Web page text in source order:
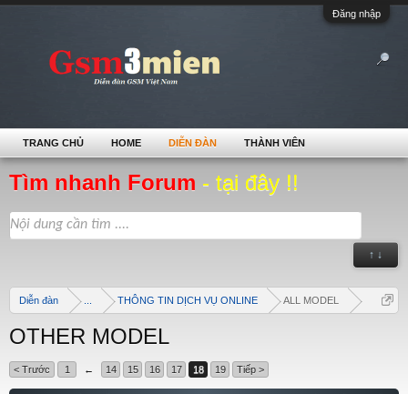
Đăng nhập
Tìm nhanh Forum - tại đây !!
↑ ↓
Diễn đàn THÔNG TIN DỊCH VỤ ONLINE ALL MODEL
OTHER MODEL
< Trước 1 ← 14 15 16 17 18 19 Tiếp >
TRANG CHỦ HOME DIỄN ĐÀN THÀNH VIÊN